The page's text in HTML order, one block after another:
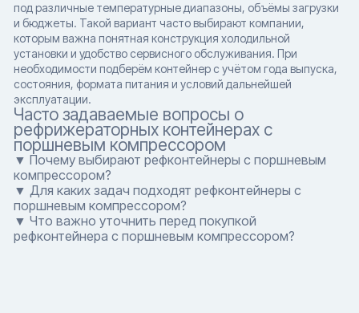
под различные температурные диапазоны, объёмы загрузки
и бюджеты. Такой вариант часто выбирают компании,
которым важна понятная конструкция холодильной
установки и удобство сервисного обслуживания. При
необходимости подберём контейнер с учётом года выпуска,
состояния, формата питания и условий дальнейшей
эксплуатации.
Часто задаваемые вопросы о
рефрижераторных контейнерах с
поршневым компрессором
▼ Почему выбирают рефконтейнеры с поршневым
компрессором?
▼ Для каких задач подходят рефконтейнеры с
поршневым компрессором?
▼ Что важно уточнить перед покупкой
рефконтейнера с поршневым компрессором?